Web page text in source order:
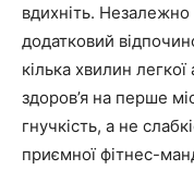
вдихніть. Незалежно
додатковий
кілька хвилин
здоров’я на перше
гнучкість, а не
приємної фітнес-